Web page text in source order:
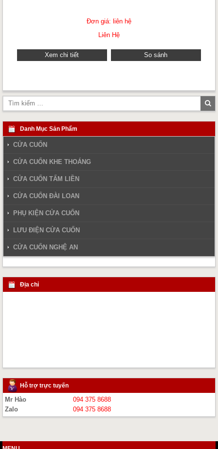
Đơn giá: liên hệ
Liên Hệ
Xem chi tiết So sánh
Danh Mục Sản Phẩm
CỬA CUỐN
CỬA CUỐN KHE THOÁNG
CỬA CUỐN TẤM LIỀN
CỬA CUỐN ĐÀI LOAN
PHỤ KIỆN CỬA CUỐN
LƯU ĐIỆN CỬA CUỐN
CỬA CUỐN NGHỆ AN
Địa chỉ
Hỗ trợ trực tuyến
Mr Hào
094 375 8688
Zalo
094 375 8688